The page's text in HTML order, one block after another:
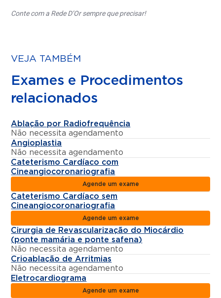
Conte com a Rede D’Or sempre que precisar!
VEJA TAMBÉM
Exames e Procedimentos
relacionados
Ablação por Radiofrequência
Não necessita agendamento
Angioplastia
Não necessita agendamento
Cateterismo Cardíaco com
Cineangiocoronariografia
Agende um exame
Cateterismo Cardíaco sem
Cineangiocoronariografia
Agende um exame
Cirurgia de Revascularização do Miocárdio
(ponte mamária e ponte safena)
Não necessita agendamento
Crioablação de Arritmias
Não necessita agendamento
Eletrocardiograma
Agende um exame